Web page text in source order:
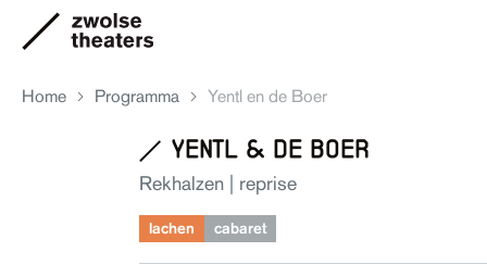
Je bezoek
Home Programma Yentl en de Boer
yentl & de boer
Rekhalzen | reprise
lachen cabaret